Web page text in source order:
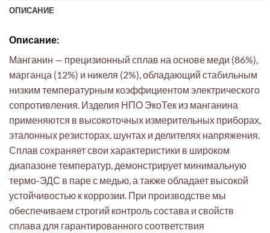
ОПИСАНИЕ
Описание:
Манганин — прецизионный сплав на основе меди (86%),
марганца (12%) и никеля (2%), обладающий стабильным
низким температурным коэффициентом электрического
сопротивления. Изделия НПО ЭкоТек из манганина
применяются в высокоточных измерительных приборах,
эталонных резисторах, шунтах и делителях напряжения.
Сплав сохраняет свои характеристики в широком
диапазоне температур, демонстрирует минимальную
термо-ЭДС в паре с медью, а также обладает высокой
устойчивостью к коррозии. При производстве мы
обеспечиваем строгий контроль состава и свойств
сплава для гарантированного соответствия